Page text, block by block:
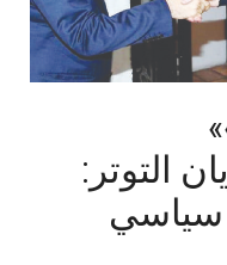
«التيار الوطني الحر»
التوتر:
سياسي